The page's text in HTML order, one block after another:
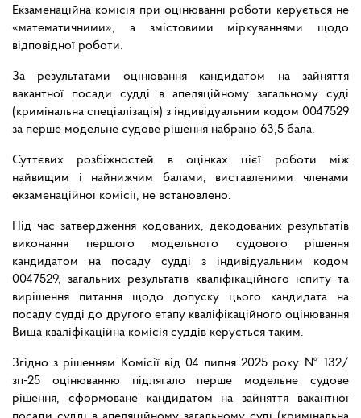
Екзаменаційна комісія при оцінюванні роботи керується не
«математичними», а змістовими міркуваннями щодо
відповідної роботи.
За результатами оцінювання кандидатом на зайняття
вакантної посади судді в апеляційному загальному суді
(кримінальна спеціалізація) з індивідуальним кодом 0047529
за перше модельне судове рішення набрано 63,5 бала.
Суттєвих розбіжностей в оцінках цієї роботи між
найвищим і найнижчим балами, виставленими членами
екзаменаційної комісії, не встановлено.
Під час затвердження кодованих, декодованих результатів
виконання першого модельного судового рішення
кандидатом на посаду судді з індивідуальним кодом
0047529, загальних результатів кваліфікаційного іспиту та
вирішення питання щодо допуску цього кандидата на
посаду судді до другого етапу кваліфікаційного оцінювання
Вища кваліфікаційна комісія суддів керується таким.
Згідно з рішенням Комісії від 04 липня 2025 року № 132/
зп-25 оцінюванню підлягало перше модельне судове
рішення, сформоване кандидатом на зайняття вакантної